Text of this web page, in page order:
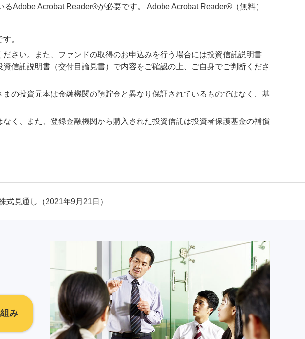
Adobe Acrobat Reader®が必要です。 Adobe Acrobat Reader®（無料）
。
さい。また、ファンドの取得のお申込みを行う場合には投資信託説明書
信託説明書（交付目論見書）で内容をご確認の上、ご自身でご判断くださ
の投資元本は金融機関の預貯金と異なり保証されているものではなく、基
く、また、登録金融機関から購入された投資信託は投資者保護基金の補償
式見通し（2021年9月21日）
み